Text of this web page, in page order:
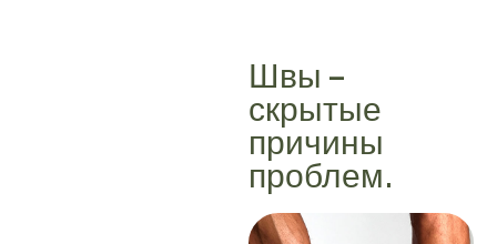
Швы –
скрытые
причины
проблем.